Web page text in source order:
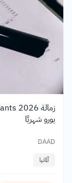
يورو شهريًا
DAAD
ألمانيا